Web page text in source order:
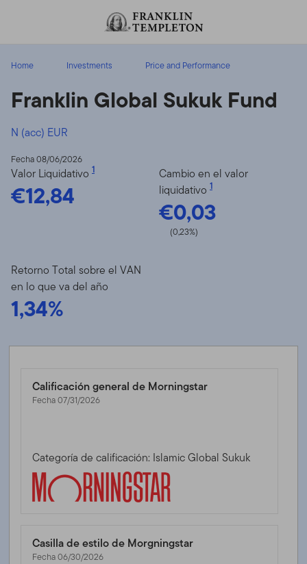
Home Investments Price and Performance
Franklin Global Sukuk Fund
N (acc) EUR
Fecha 08/06/2026
Valor Liquidativo 1
€12,84
Cambio en el valor
liquidativo 1
€0,03
(0,23%)
Retorno Total sobre el VAN
en lo que va del año
1,34%
Calificación general de Morningstar
Fecha 07/31/2026
Categoría de calificación: Islamic Global Sukuk
Casilla de estilo de Morgningstar
Fecha 06/30/2026